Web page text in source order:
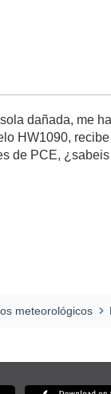
dañada, me
HW1090,
de PCE,
meteorológicos